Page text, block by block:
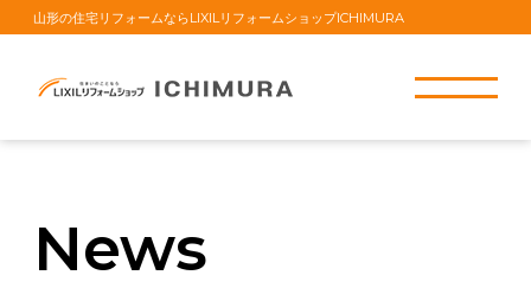
山形の住宅リフォームならLIXILリフォームショップICHIMURA
News